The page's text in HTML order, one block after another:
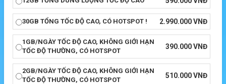
30GB TỔNG TỐC ĐỘ CAO, CÓ HOTSPOT ! 2.990.000VNĐ
1GB/NGÀY TỐC ĐỘ CAO, KHÔNG GIỚI HẠN
TỐC ĐỘ THƯỜNG, CÓ HOTSPOT
390.000VNĐ
2GB/NGÀY TỐC ĐỘ CAO, KHÔNG GIỚI HẠN
TỐC ĐỘ THƯỜNG, CÓ HOTSPOT
510.000VNĐ